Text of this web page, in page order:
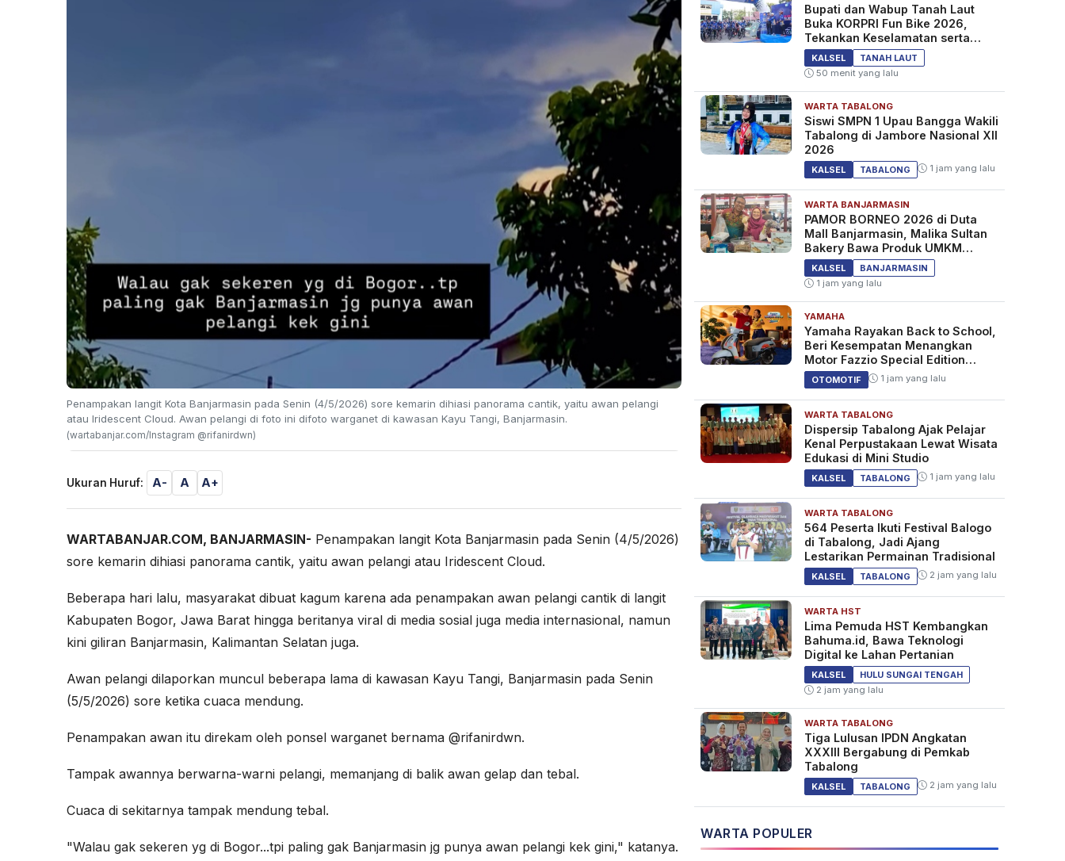
Penampakan langit Kota Banjarmasin pada Senin (4/5/2026) sore kemarin dihiasi panorama cantik, yaitu awan pelangi
atau Iridescent Cloud. Awan pelangi di foto ini difoto warganet di kawasan Kayu Tangi, Banjarmasin.
(wartabanjar.com/Instagram @rifanirdwn)
Ukuran Huruf: A- A A+
WARTABANJAR.COM, BANJARMASIN- Penampakan langit Kota Banjarmasin pada Senin (4/5/2026)
sore kemarin dihiasi panorama cantik, yaitu awan pelangi atau Iridescent Cloud.
Beberapa hari lalu, masyarakat dibuat kagum karena ada penampakan awan pelangi cantik di langit
Kabupaten Bogor, Jawa Barat hingga beritanya viral di media sosial juga media internasional, namun
kini giliran Banjarmasin, Kalimantan Selatan juga.
Awan pelangi dilaporkan muncul beberapa lama di kawasan Kayu Tangi, Banjarmasin pada Senin
(5/5/2026) sore ketika cuaca mendung.
Penampakan awan itu direkam oleh ponsel warganet bernama @rifanirdwn.
Tampak awannya berwarna-warni pelangi, memanjang di balik awan gelap dan tebal.
Cuaca di sekitarnya tampak mendung tebal.
"Walau gak sekeren yg di Bogor...tpi paling gak Banjarmasin jg punya awan pelangi kek gini," katanya.
Bupati dan Wabup Tanah Laut
Buka KORPRI Fun Bike 2026,
Tekankan Keselamatan serta
Kebersamaan
KALSEL
TANAH LAUT
50 menit yang lalu
WARTA TABALONG
Siswi SMPN 1 Upau Bangga Wakili
Tabalong di Jambore Nasional XII
2026
KALSEL TABALONG 1 jam yang lalu
WARTA BANJARMASIN
PAMOR BORNEO 2026 di Duta
Mall Banjarmasin, Malika Sultan
Bakery Bawa Produk UMKM
Tanah Bumbu
KALSEL
BANJARMASIN
1 jam yang lalu
YAMAHA
Yamaha Rayakan Back to School,
Beri Kesempatan Menangkan
Motor Fazzio Special Edition
Sunset Blue
OTOMOTIF 1 jam yang lalu
WARTA TABALONG
Dispersip Tabalong Ajak Pelajar
Kenal Perpustakaan Lewat Wisata
Edukasi di Mini Studio
KALSEL TABALONG 1 jam yang lalu
WARTA TABALONG
564 Peserta Ikuti Festival Balogo
di Tabalong, Jadi Ajang
Lestarikan Permainan Tradisional
KALSEL TABALONG 2 jam yang lalu
WARTA HST
Lima Pemuda HST Kembangkan
Bahuma.id, Bawa Teknologi
Digital ke Lahan Pertanian
KALSEL
HULU SUNGAI TENGAH
2 jam yang lalu
WARTA TABALONG
Tiga Lulusan IPDN Angkatan
XXXIII Bergabung di Pemkab
Tabalong
KALSEL TABALONG 2 jam yang lalu
WARTA POPULER